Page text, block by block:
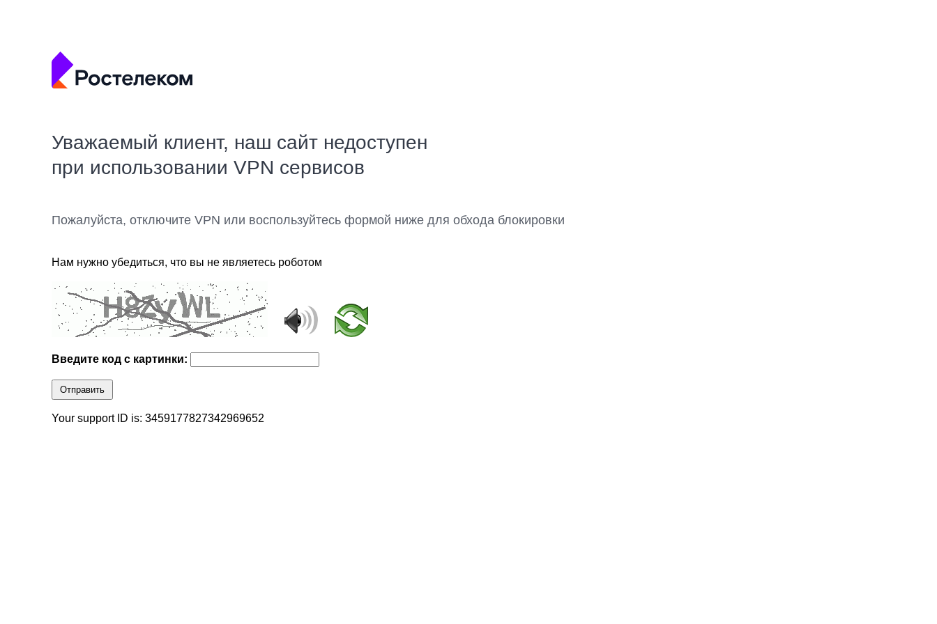
Уважаемый клиент, наш сайт недоступен
при использовании VPN сервисов
Пожалуйста, отключите VPN или воспользуйтесь формой ниже для обхода блокировки
Нам нужно убедиться, что вы не являетесь роботом
Введите код с картинки:
Отправить
Your support ID is: 3459177827342969652